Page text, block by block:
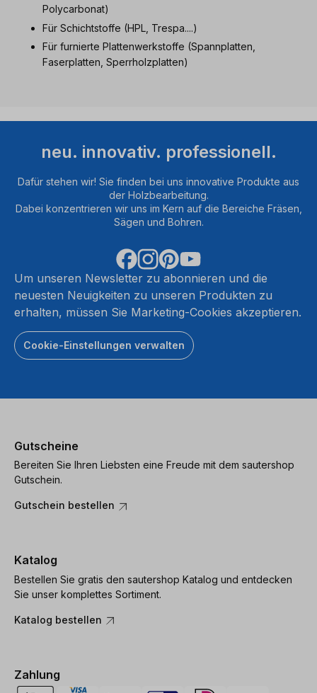
Polycarbonat)
Für Schichtstoffe (HPL, Trespa....)
Für furnierte Plattenwerkstoffe (Spannplatten,
Faserplatten, Sperrholzplatten)
neu. innovativ. professionell.
Dafür stehen wir! Sie finden bei uns innovative Produkte aus
der Holzbearbeitung.
Dabei konzentrieren wir uns im Kern auf die Bereiche Fräsen,
Sägen und Bohren.
Um unseren Newsletter zu abonnieren und die
neuesten Neuigkeiten zu unseren Produkten zu
erhalten, müssen Sie Marketing-Cookies akzeptieren.
Cookie-Einstellungen verwalten
Gutscheine
Bereiten Sie Ihren Liebsten eine Freude mit dem sautershop
Gutschein.
Gutschein bestellen
Katalog
Bestellen Sie gratis den sautershop Katalog und entdecken
Sie unser komplettes Sortiment.
Katalog bestellen
Zahlung